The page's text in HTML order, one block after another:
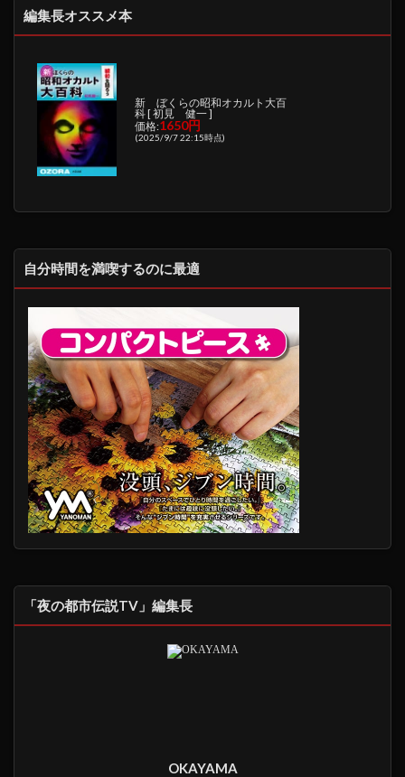
編集長オススメ本
新 ぼくらの昭和オカルト大百
科 [ 初見 健一 ]
価格:1650円
(2025/9/7 22:15時点)
自分時間を満喫するのに最適
「夜の都市伝説TV」編集長
OKAYAMA